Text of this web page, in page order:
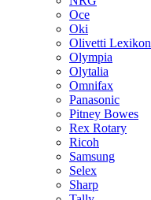
Oce
Oki
Olivetti Lexikon
Olympia
Olytalia
Omnifax
Panasonic
Pitney Bowes
Rex Rotary
Ricoh
Samsung
Selex
Sharp